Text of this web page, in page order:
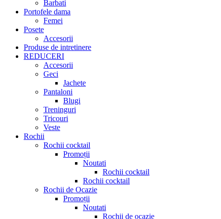
Barbati
Portofele dama
Femei
Posete
Accesorii
Produse de intretinere
REDUCERI
Accesorii
Geci
Jachete
Pantaloni
Blugi
Treninguri
Tricouri
Veste
Rochii
Rochii cocktail
Promoții
Noutati
Rochii cocktail
Rochii cocktail
Rochii de Ocazie
Promoții
Noutati
Rochii de ocazie